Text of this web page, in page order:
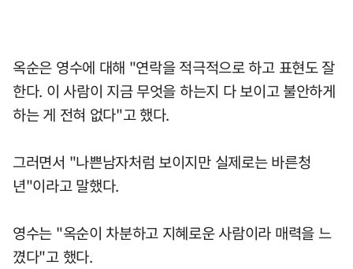
옥순은 영수에 대해 "연락을 적극적으로 하고 표현도 잘
한다. 이 사람이 지금 무엇을 하는지 다 보이고 불안하게
하는 게 전혀 없다"고 했다.
그러면서 "나쁜남자처럼 보이지만 실제로는 바른청
년"이라고 말했다.
영수는 "옥순이 차분하고 지혜로운 사람이라 매력을 느
꼈다"고 했다.